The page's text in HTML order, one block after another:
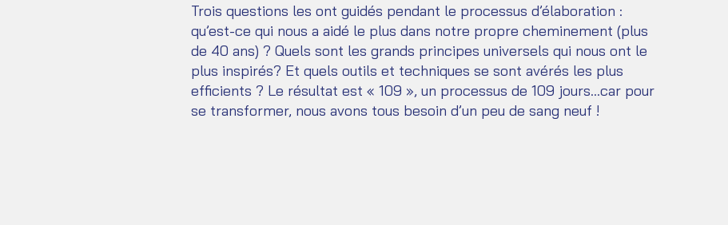
Trois questions les ont guidés pendant le processus d’élaboration :
qu’est-ce qui nous a aidé le plus dans notre propre cheminement (plus
de 40 ans) ? Quels sont les grands principes universels qui nous ont le
plus inspirés? Et quels outils et techniques se sont avérés les plus
efficients ? Le résultat est « 109 », un processus de 109 jours...car pour
se transformer, nous avons tous besoin d’un peu de sang neuf !